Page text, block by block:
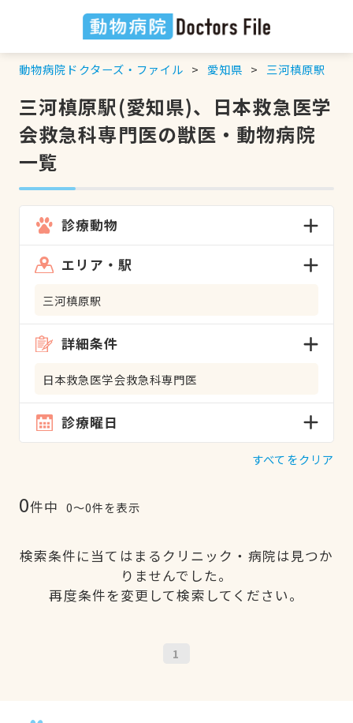
動物病院ドクターズ・ファイル 愛知県 三河槙原駅
三河槙原駅(愛知県)、日本救急医学
会救急科専門医の獣医・動物病院
一覧
診療動物
エリア・駅
三河槙原駅
詳細条件
日本救急医学会救急科専門医
診療曜日
すべてをクリア
0件中 0〜0件を表示
検索条件に当てはまるクリニック・病院は見つか
りませんでした。
再度条件を変更して検索してください。
1